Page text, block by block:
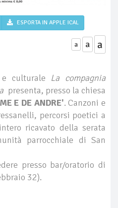
ESPORTA IN APPLE ICAL
a a a
e culturale La compagnia
presenta, presso la chiesa
E DE ANDRE'. Canzoni e
percorsi poetici a
ricavato della serata
parrocchiale di San
presso bar/oratorio di
32).